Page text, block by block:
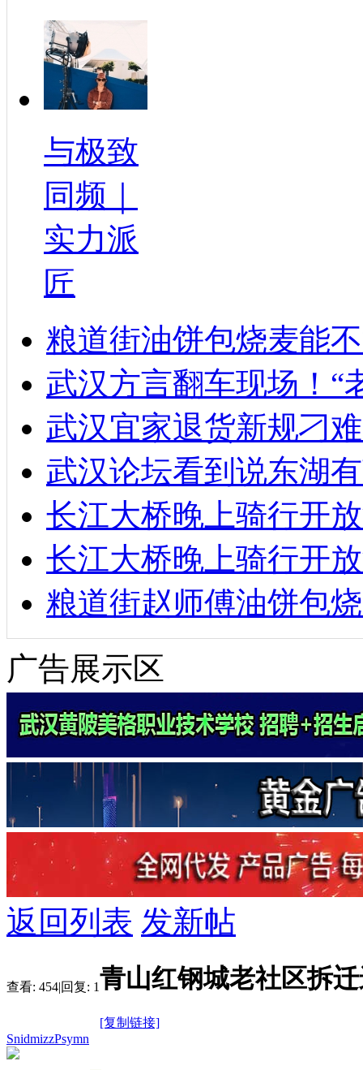
与极致
同频｜
实力派
匠
粮道街油饼包烧麦能
武汉方言翻车现场！“
武汉宜家退货新规刁
武汉论坛看到说东湖
长江大桥晚上骑行开
长江大桥晚上骑行开
粮道街赵师傅油饼包
广告展示区
返回列表 发新帖
查看: 454|回复: 1青山红钢城老社区拆
[复制链接]
SnidmizzPsymn